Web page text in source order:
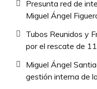
Presunta red de
Miguel Ángel
Tubos Reunidos y
por el rescate de
Miguel Ángel
gestión interna de